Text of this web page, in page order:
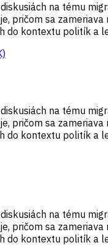
na tému
pričom sa
do kontextu politík a
na tému
pričom sa
do kontextu politík a
na tému
pričom sa
do kontextu politík a